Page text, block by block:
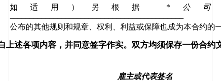
如适用）另根据
* 公
公布的其他规则和规章、权利、利益或保障也成为本合约的
上述各项内容，并同意签字作实。双方均须保存一份合约
雇主或代表签名